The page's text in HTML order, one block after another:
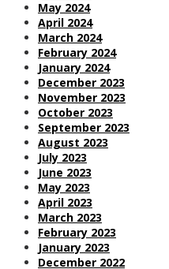
May 2024
April 2024
March 2024
February 2024
January 2024
December 2023
November 2023
October 2023
September 2023
August 2023
July 2023
June 2023
May 2023
April 2023
March 2023
February 2023
January 2023
December 2022